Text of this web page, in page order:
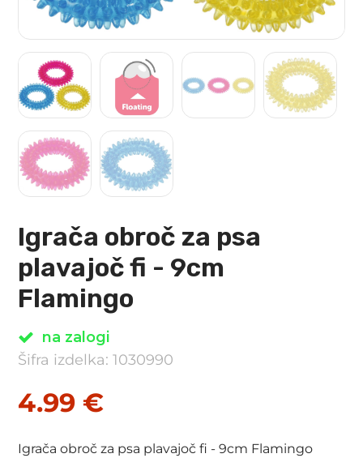
Igrača obroč za psa
plavajoč fi - 9cm
Flamingo
na zalogi
Šifra izdelka: 1030990
4.99 €
Igrača obroč za psa plavajoč fi - 9cm Flamingo